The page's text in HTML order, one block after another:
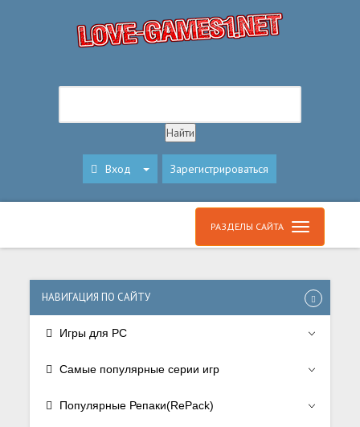
Вход Зарегистрироваться
РАЗДЕЛЫ САЙТА
НАВИГАЦИЯ ПО САЙТУ
Игры для PC
Самые популярные серии игр
Популярные Репаки(RePack)